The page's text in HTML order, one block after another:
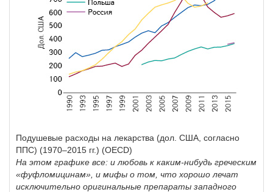
Подушевые расходы на лекарства (дол. США, согласно
ППС) (1970–2015 гг.) (OECD)
На этом графике все: и любовь к каким-нибудь греческим
«фуфломицинам», и мифы о том, что хорошо лечат
исключительно оригинальные препараты западного